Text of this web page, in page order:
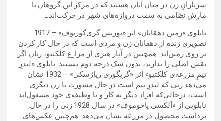
سربازانِ زن در میان آنان هستند که در مرکز این گروهان با
مارش نظامی به سمت دروازه‌های شهر در حرکت‌اند.ـ
تابلوی «زمین دهقانان» اثر «بوریس گری‌گوریوف» – 1917
تصویری زنده از دهقانان زن و مردی است که در حال کار کردن
بر روی زمین‌اند. همچنین در آثار هنری از مزارع کلکتیو، زنان اگر
نقش اصلی را ندارند، بدون شک درجه دوم نیستند. تابلوی «لیدرِ
تیمِ مزرعه‌ی کلکتیو» اثر «گریگوری ریاژسکی» – 1932 نشان
می‌دهد زنی که لیدرِ تیم است در حال مشورت با زن دیگری
است، درحالی‌که افراد دیگر به کار و یا وظیفه‌ی خود مشغول‌اند.
تابلویی از «آلکسی پاخوموف» در سال 1928 زنی را در حال
برداشت محصول در مزرعه نشان می‌دهد. هم‌چنین عکس‌های